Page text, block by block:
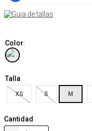
Guia de tallas
Color:
Talla
XS S M
Cantidad